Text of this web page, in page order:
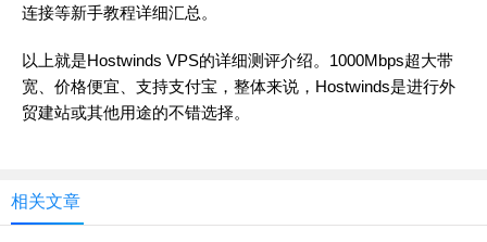
连接等新手教程详细汇总。
以上就是Hostwinds VPS的详细测评介绍。1000Mbps超大带
宽、价格便宜、支持支付宝，整体来说，Hostwinds是进行外
贸建站或其他用途的不错选择。
相关文章